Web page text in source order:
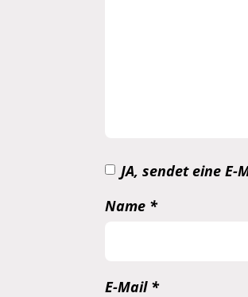
JA, sendet eine
Name *
E-Mail *